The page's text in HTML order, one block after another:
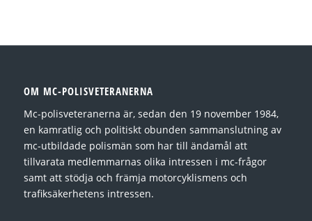
OM MC-POLISVETERANERNA
Mc-polisveteranerna är, sedan den 19 november 1984,
en kamratlig och politiskt obunden sammanslutning av
mc-utbildade polismän som har till ändamål att
tillvarata medlemmarnas olika intressen i mc-frågor
samt att stödja och främja motorcyklismens och
trafiksäkerhetens intressen.